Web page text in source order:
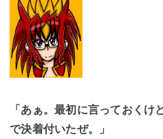
「あぁ。最初に言っておくけ
で決着付いたぜ。」